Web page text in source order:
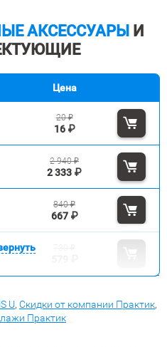
АКСЕССУАРЫ И
Цена
16 ₽
20₽
2 333 ₽
2 940₽
667 ₽
840₽
U, Скидки от компании Практик,
Практик